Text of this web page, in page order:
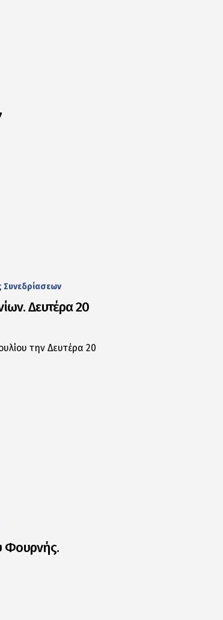
Συνεδρίασεων
Δευτέρα 20
την Δευτέρα 20
Φουρνής.